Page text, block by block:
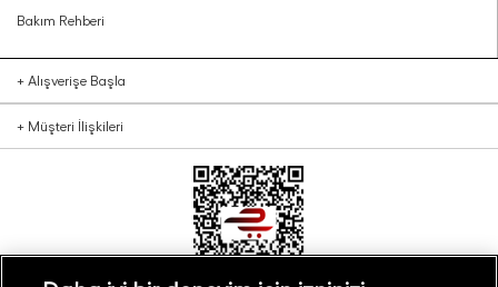
Bakım Rehberi
+ Alışverişe Başla
+ Müşteri İlişkileri